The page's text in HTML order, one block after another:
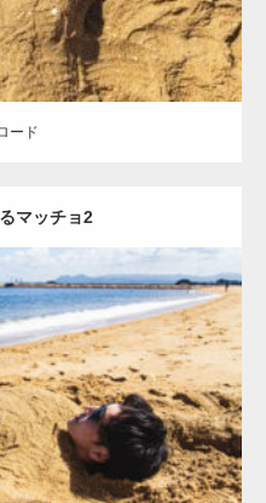
ード
マッチョ2
の人 AKIHITO(細マッチョ)